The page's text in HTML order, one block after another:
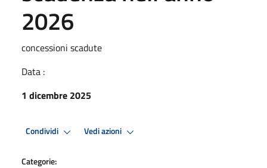
2026
concessioni scadute
Data :
1 dicembre 2025
Condividi Vedi azioni
Categorie: